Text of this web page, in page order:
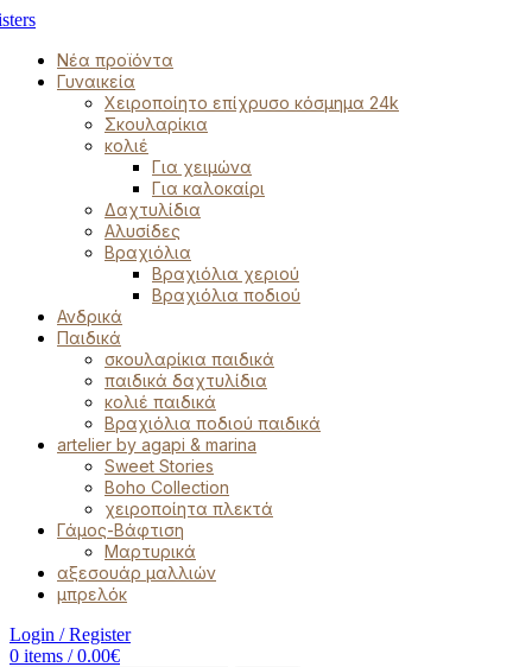
Νέα προϊόντα
Γυναικεία
Χειροποίητο επίχρυσο κόσμημα 24k
Σκουλαρίκια
κολιέ
Για χειμώνα
Για καλοκαίρι
Δαχτυλίδια
Αλυσίδες
Βραχιόλια
Βραχιόλια χεριού
Βραχιόλια ποδιού
Ανδρικά
Παιδικά
σκουλαρίκια παιδικά
παιδικά δαχτυλίδια
κολιέ παιδικά
Βραχιόλια ποδιού παιδικά
artelier by agapi & marina
Sweet Stories
Boho Collection
χειροποίητα πλεκτά
Γάμος-Βάφτιση
Μαρτυρικά
αξεσουάρ μαλλιών
μπρελόκ
Login / Register
0 items / 0.00€